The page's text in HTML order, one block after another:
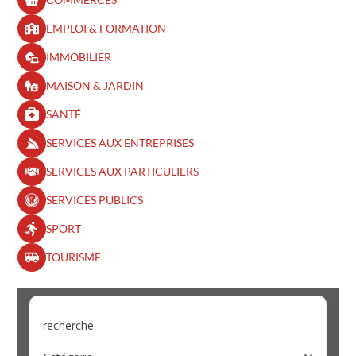
EMPLOI & FORMATION
IMMOBILIER
MAISON & JARDIN
SANTÉ
SERVICES AUX ENTREPRISES
SERVICES AUX PARTICULIERS
SERVICES PUBLICS
SPORT
TOURISME
recherche